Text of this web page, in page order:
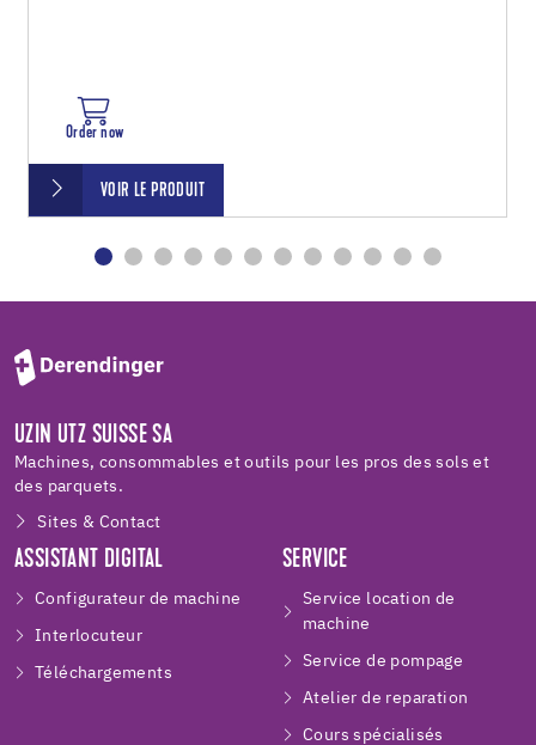
Order now
VOIR LE PRODUIT
UZIN UTZ SUISSE SA
Machines, consommables et outils pour les pros des sols et
des parquets.
Sites & Contact
ASSISTANT DIGITAL
Configurateur de machine
Interlocuteur
Téléchargements
SERVICE
Service location de
machine
Service de pompage
Atelier de reparation
Cours spécialisés